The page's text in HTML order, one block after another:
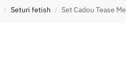
/ Seturi fetish / Set Cadou Tease Me